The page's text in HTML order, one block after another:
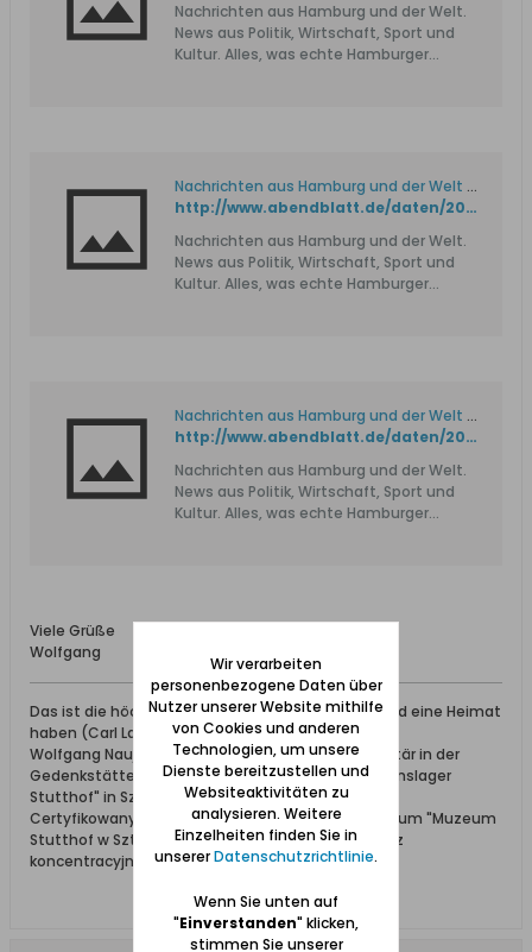
Nachrichten aus Hamburg und der Welt.
News aus Politik, Wirtschaft, Sport und
Kultur. Alles, was echte Hamburger
Nachrichten aus Hamburg und der Welt - Hamburger Abendblatt
http://www.abendblatt.de/daten/2008/02/05/844183.html
Nachrichten aus Hamburg und der Welt.
News aus Politik, Wirtschaft, Sport und
Kultur. Alles, was echte Hamburger
Nachrichten aus Hamburg und der Welt - Hamburger Abendblatt
http://www.abendblatt.de/daten/2008/01/24/840145.html
Nachrichten aus Hamburg und der Welt.
News aus Politik, Wirtschaft, Sport und
Kultur. Alles, was echte Hamburger
Viele Grüße
Wolfgang
Das ist die höchste aller Gaben: Geborgen sein und eine Heimat
haben (Carl Lange)
Wolfgang Naujocks: Zertifizierter Führer und Volontär in der
Gedenkstätte/Museum "Deutsches Konzentrationslager
Stutthof" in Sztutowo
Certyfikowany przewodnik i wolontariusz po muzeum "Muzeum
Stutthof w Sztutowie - Niemiecki nazistowski obóz
koncentracyjny i zagłady"
Wir verarbeiten
personenbezogene Daten über
Nutzer unserer Website mithilfe
von Cookies und anderen
Technologien, um unsere
Dienste bereitzustellen und
Websiteaktivitäten zu
analysieren. Weitere
Einzelheiten finden Sie in
unsererDatenschutzrichtlinie.
Wenn Sie unten auf
"Einverstanden" klicken,
stimmen Sie unserer